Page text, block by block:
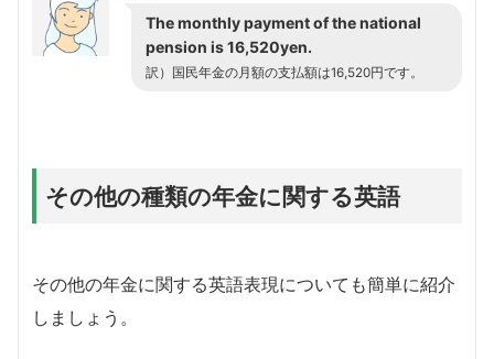
The monthly payment of the national
pension is 16,520yen.
訳）国民年金の月額の支払額は16,520円です。
その他の種類の年金に関する英語
その他の年金に関する英語表現についても簡単に紹介
しましょう。